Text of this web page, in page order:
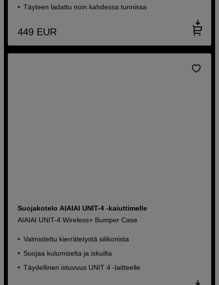
Täyteen ladattu noin kahdessa tunnissa
449 EUR
Suojakotelo AIAIAI UNIT-4 -kaiuttimelle
AIAIAI UNIT-4 Wireless+ Bumper Case
Valmistettu kierrätetystä silikonista
Suojaa kulumiselta ja iskuilta
Täydellinen istuvuus UNIT 4 -laitteelle